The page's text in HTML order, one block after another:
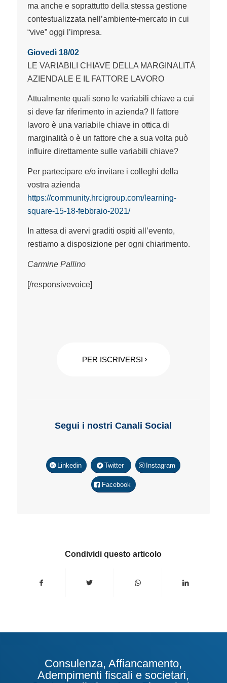
ma anche e soprattutto della stessa gestione
contestualizzata nell’ambiente-mercato in cui
“vive” oggi l’impresa.
Giovedì 18/02
LE VARIABILI CHIAVE DELLA MARGINALITÀ
AZIENDALE E IL FATTORE LAVORO
Attualmente quali sono le variabili chiave a cui
si deve far riferimento in azienda? Il fattore
lavoro è una variabile chiave in ottica di
marginalità o è un fattore che a sua volta può
influire direttamente sulle variabili chiave?
Per partecipare e/o invitare i colleghi della
vostra azienda
https://community.hrcigroup.com/learning-
square-15-18-febbraio-2021/
In attesa di avervi graditi ospiti all’evento,
restiamo a disposizione per ogni chiarimento.
Carmine Pallino
[/responsivevoice]
PER ISCRIVERSI
Segui i nostri Canali Social
Linkedin Twitter Instagram
Facebook
Condividi questo articolo
Consulenza, Affiancamento,
Adempimenti fiscali e societari,